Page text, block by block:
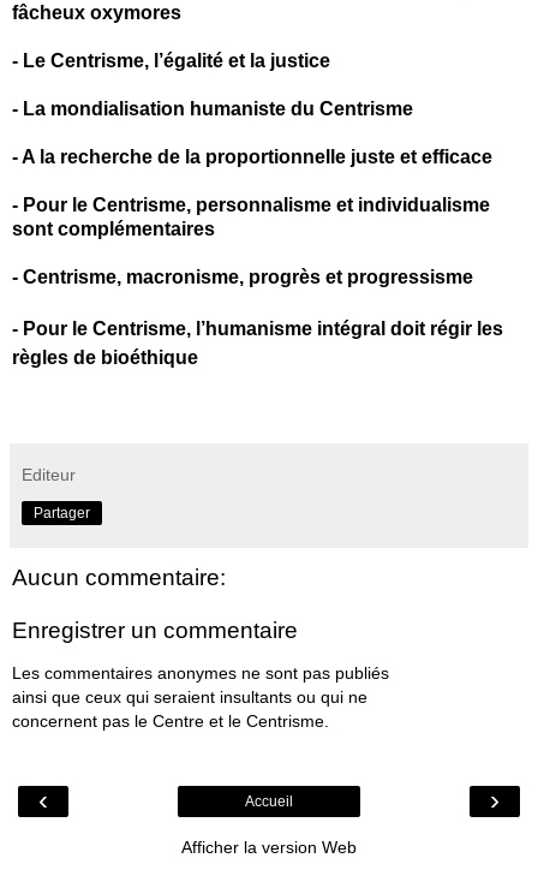
fâcheux oxymores
- Le Centrisme, l’égalité et la justice
- La mondialisation humaniste du Centrisme
-A la recherche de la proportionnelle juste et efficace
- Pour le Centrisme, personnalisme et individualisme
sont complémentaires
- Centrisme, macronisme, progrès et progressisme
- Pour le Centrisme, l’humanisme intégral doit régir les
règles de bioéthique
Editeur
Partager
Aucun commentaire:
Enregistrer un commentaire
Les commentaires anonymes ne sont pas publiés
ainsi que ceux qui seraient insultants ou qui ne
concernent pas le Centre et le Centrisme.
‹ ›
Accueil
Afficher la version Web